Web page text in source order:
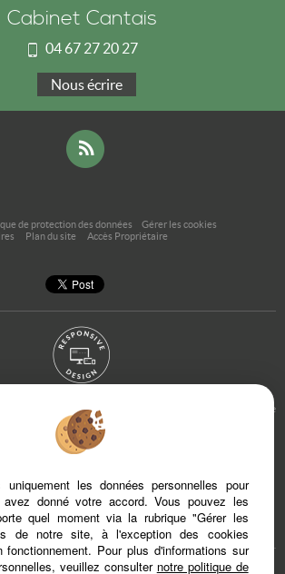
Cabinet Cantais
04 67 27 20 27
Nous écrire
de protection des données
Gérer les cookies
Plan du site Accès Propriétaire
de lecture permanent, depuis votre PC, votre tablette
site s’adapte automatiquement aux différents types
d'écrans
Logiciel de transaction
Site internet immobilier
Référencement site immobilier
uniquement les données personnelles pour
donné votre accord. Vous pouvez les
quel moment via la rubrique "Gérer les
de notre site, à l'exception des cookies
Pour plus d'informations sur
veuillez consulter notre politique de